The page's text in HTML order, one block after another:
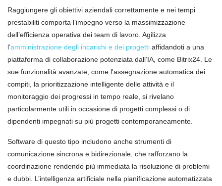
Raggiungere gli obiettivi aziendali correttamente e nei tempi
prestabiliti comporta l’impegno verso la massimizzazione
dell’efficienza operativa dei team di lavoro. Agilizza
l’amministrazione degli incarichi e dei progetti affidandoti a una
piattaforma di collaborazione potenziata dall’IA, come Bitrix24. Le
sue funzionalità avanzate, come l'assegnazione automatica dei
compiti, la prioritizzazione intelligente delle attività e il
monitoraggio dei progressi in tempo reale, si rivelano
particolarmente utili in occasione di progetti complessi o di
dipendenti impegnati su più progetti contemporaneamente.
Software di questo tipo includono anche strumenti di
comunicazione sincrona e bidirezionale, che rafforzano la
coordinazione rendendo più immediata la risoluzione di problemi
e dubbi. L’intelligenza artificiale nella pianificazione automatizzata